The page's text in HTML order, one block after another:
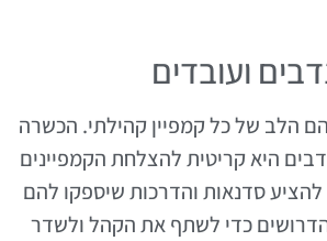
ועובדים
הלב של כל קמפיין קהילתי. הכשרה
היא קריטית להצלחת הקמפיינים
להציע סדנאות והדרכות שיספקו להם
כדי לשתף את הקהל ולשדר